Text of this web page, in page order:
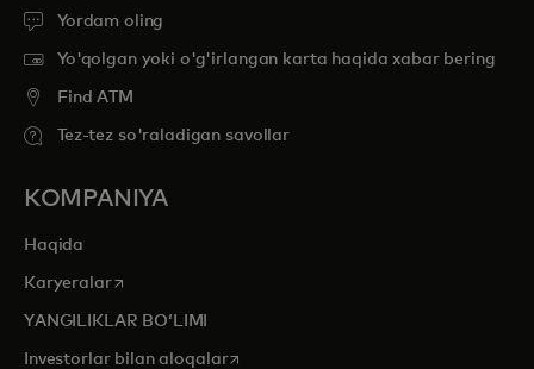
Yordam oling
Yo'qolgan yoki o'g'irlangan karta haqida xabar bering
Find ATM
Tez-tez so'raladigan savollar
KOMPANIYA
Haqida
Karyeralaropens in a new tab
YANGILIKLAR BOʻLIMI
Investorlar bilan aloqalaropens in a new tab